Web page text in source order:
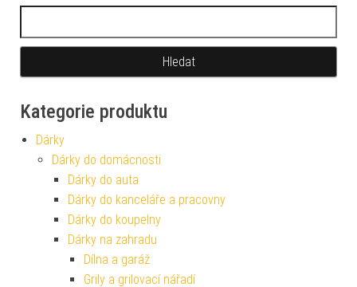
Kategorie produktu
Dárky
Dárky do domácnosti
Dárky do auta
Dárky do kanceláře a pracovny
Dárky do koupelny
Dárky na zahradu
Dílna a garáž
Grily a grilovací nářadí